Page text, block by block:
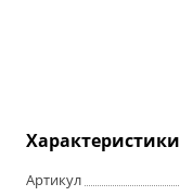
Характеристики
Артикул